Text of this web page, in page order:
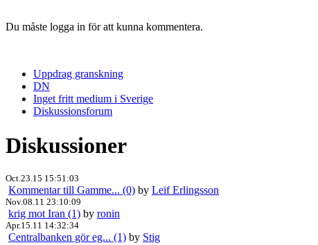
Du måste logga in för att kunna kommentera.
Uppdrag granskning
DN
Inget fritt medium i Sverige
Diskussionsforum
Diskussioner
Oct.23.15 15:51:03
Kommentar till Gamme... (0) by Leif Erlingsson
Nov.08.11 23:10:09
krig mot Iran (1) by ronin
Apr.15.11 14:32:34
Centralbanken gör eg... (1) by Stig